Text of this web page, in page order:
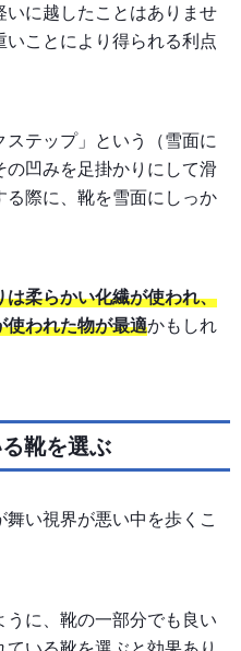
に越したことはありませ
ことにより得られる利点
テップ」という（雪面に
凹みを足掛かりにして滑
る際に、靴を雪面にしっか
柔らかい化繊が使われ、
使われた物が最適かもしれ
靴を選ぶ
い視界が悪い中を歩くこ
に、靴の一部分でも良い